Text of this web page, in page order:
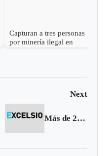
Capturan a tres personas
por minería ilegal en
Next
Más de 240 mil jóvenes boyacenses recibirán vacunación